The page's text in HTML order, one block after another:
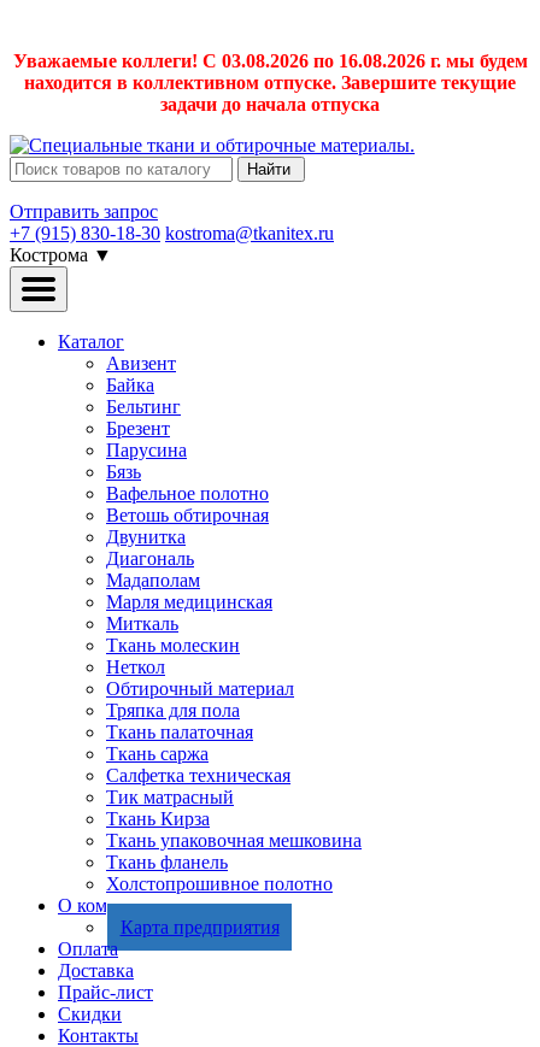
Уважаемые коллеги! С 03.08.2026 по 16.08.2026 г. мы будем
находится в коллективном отпуске. Завершите текущие
задачи до начала отпуска
Найти
Отправить запрос
+7 (915) 830-18-30 kostroma@tkanitex.ru
Кострома ▼
Каталог
Авизент
Байка
Бельтинг
Брезент
Парусина
Бязь
Вафельное полотно
Ветошь обтирочная
Двунитка
Диагональ
Мадаполам
Марля медицинская
Миткаль
Ткань молескин
Неткол
Обтирочный материал
Тряпка для пола
Ткань палаточная
Ткань саржа
Салфетка техническая
Тик матрасный
Ткань Кирза
Ткань упаковочная мешковина
Ткань фланель
Холстопрошивное полотно
О компании
Карта предприятия
Оплата
Доставка
Прайс-лист
Скидки
Контакты